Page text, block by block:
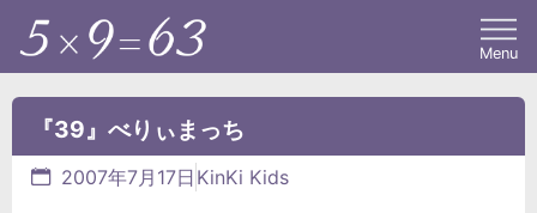
Menu
『39』べりぃまっち
2007年7月17日 KinKi Kids